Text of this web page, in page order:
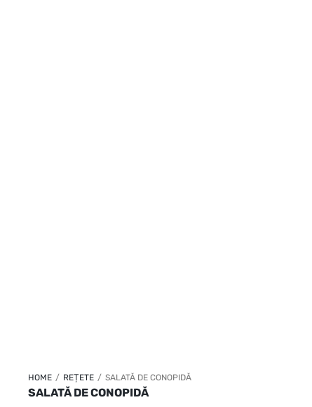
HOME / REȚETE / SALATĂ DE CONOPIDĂ
SALATĂ DE CONOPIDĂ